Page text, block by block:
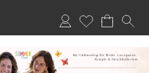
Anmelden
Merkliste